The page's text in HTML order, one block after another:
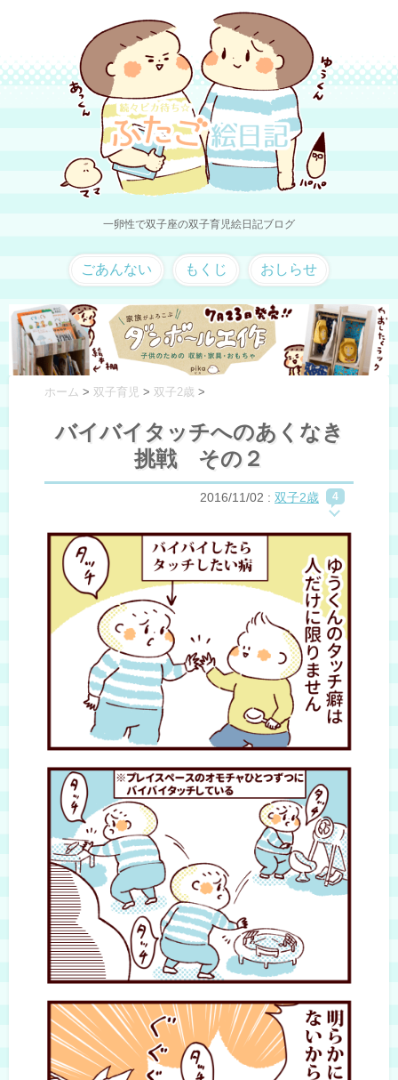
一卵性で双子座の双子育児絵日記ブログ
ごあんない もくじ おしらせ
ホーム > 双子育児 > 双子2歳 >
バイバイタッチへのあくなき
挑戦 その２
2016/11/02 : 双子2歳 4